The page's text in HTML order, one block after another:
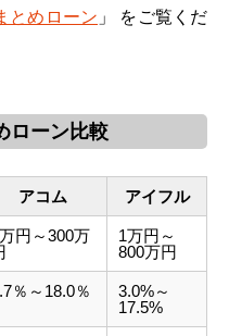
とめローン 」 をご覧くだ
ローン比較
アコム アイフル
円～300万
1万円～
800万円
％～18.0％
3.0%～
17.5%